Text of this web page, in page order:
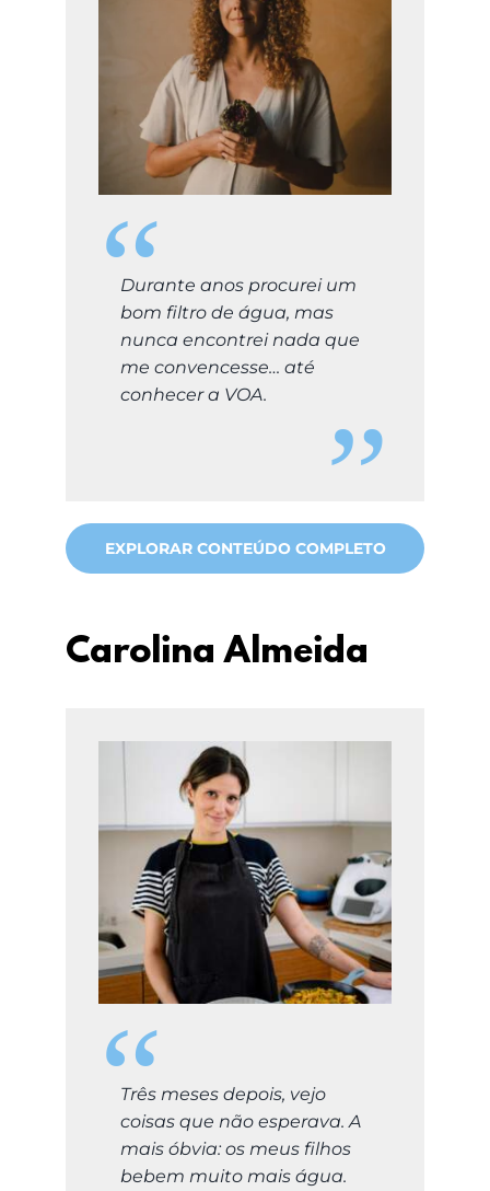
Durante anos procurei um
bom filtro de água, mas
nunca encontrei nada que
me convencesse… até
conhecer a VOA.
EXPLORAR CONTEÚDO COMPLETO
Carolina Almeida
Três meses depois, vejo
coisas que não esperava. A
mais óbvia: os meus filhos
bebem muito mais água.